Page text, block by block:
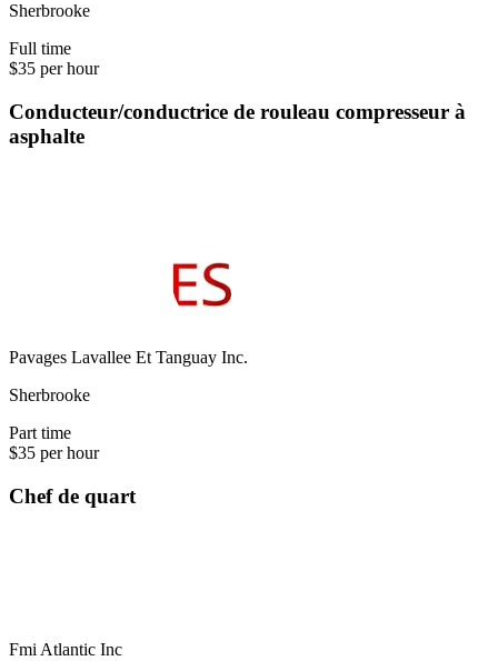
Sherbrooke
Full time
$35 per hour
Conducteur/conductrice de rouleau compresseur à
asphalte
Pavages Lavallee Et Tanguay Inc.
Sherbrooke
Part time
$35 per hour
Chef de quart
Fmi Atlantic Inc